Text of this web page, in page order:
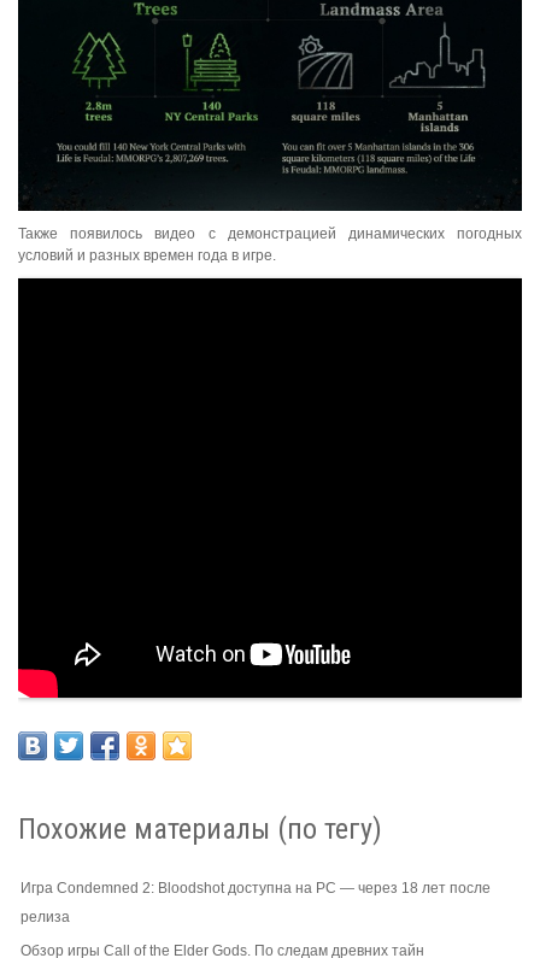
Также появилось видео с демонстрацией динамических погодных
условий и разных времен года в игре.
Похожие материалы (по тегу)
Игра Condemned 2: Bloodshot доступна на PC — через 18 лет после
релиза
Обзор игры Call of the Elder Gods. По следам древних тайн